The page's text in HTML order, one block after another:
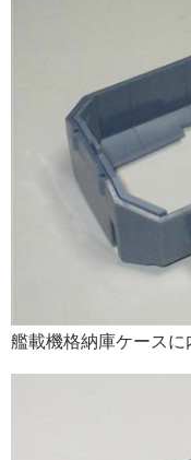
艦載機格納庫ケースに